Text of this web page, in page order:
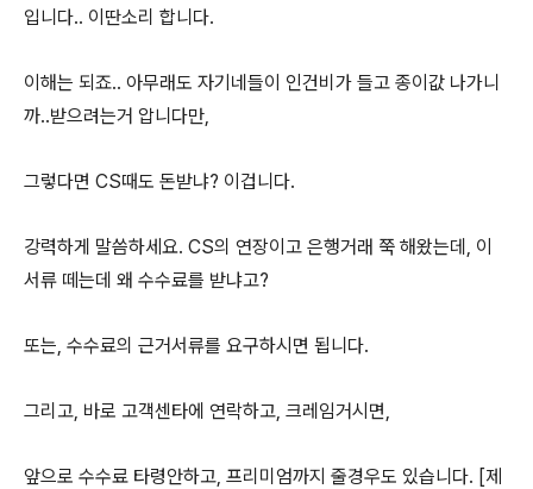
입니다.. 이딴소리 합니다.
이해는 되죠.. 아무래도 자기네들이 인건비가 들고 종이값 나가니
까..받으려는거 압니다만,
그렇다면 CS때도 돈받냐? 이겁니다.
강력하게 말씀하세요. CS의 연장이고 은행거래 쭉 해왔는데, 이
서류 떼는데 왜 수수료를 받냐고?
또는, 수수료의 근거서류를 요구하시면 됩니다.
그리고, 바로 고객센타에 연락하고, 크레임거시면,
앞으로 수수료 타령안하고, 프리미엄까지 줄경우도 있습니다. [제